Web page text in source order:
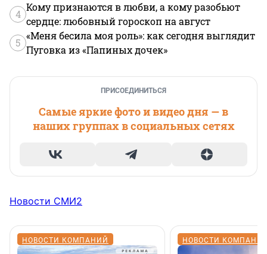
4
Кому признаются в любви, а кому разобьют
сердце: любовный гороскоп на август
5
«Меня бесила моя роль»: как сегодня выглядит
Пуговка из «Папиных дочек»
ПРИСОЕДИНИТЬСЯ
Самые яркие фото и видео дня — в
наших группах в социальных сетях
Новости СМИ2
НОВОСТИ КОМПАНИЙ НОВОСТИ